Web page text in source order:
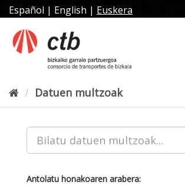
Joan
edukira
Español | English | Euskera
Datuen multzoak
Antolatu honakoaren arabera